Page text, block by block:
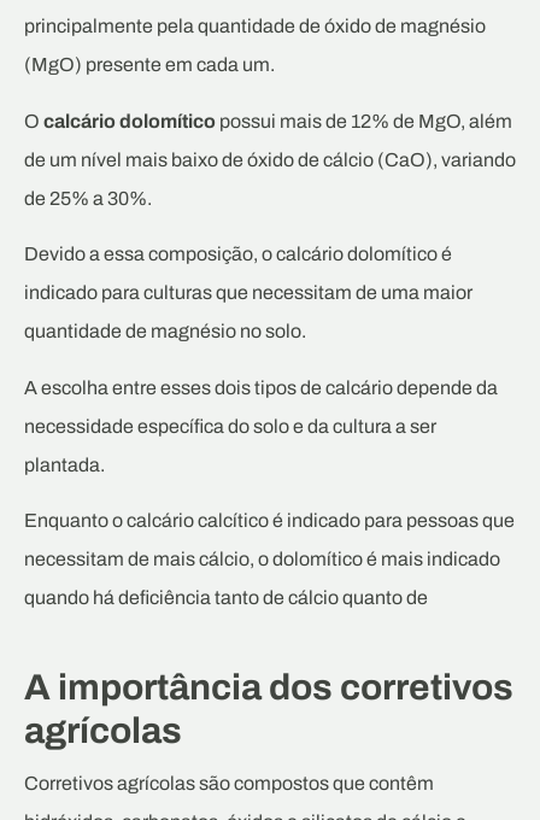
principalmente pela quantidade de óxido de magnésio
(MgO) presente em cada um.
O calcário dolomítico possui mais de 12% de MgO, além
de um nível mais baixo de óxido de cálcio (CaO), variando
de 25% a 30%.
Devido a essa composição, o calcário dolomítico é
indicado para culturas que necessitam de uma maior
quantidade de magnésio no solo.
A escolha entre esses dois tipos de calcário depende da
necessidade específica do solo e da cultura a ser
plantada.
Enquanto o calcário calcítico é indicado para pessoas que
necessitam de mais cálcio, o dolomítico é mais indicado
quando há deficiência tanto de cálcio quanto de
A importância dos corretivos
agrícolas
Corretivos agrícolas são compostos que contêm